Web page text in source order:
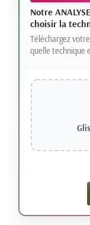
Notre
choisir la
Téléchargez
quelle technique